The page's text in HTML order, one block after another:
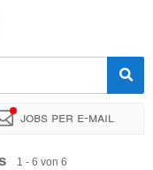
Jobs per e-mail
Gehalt
1 - 6 von 6